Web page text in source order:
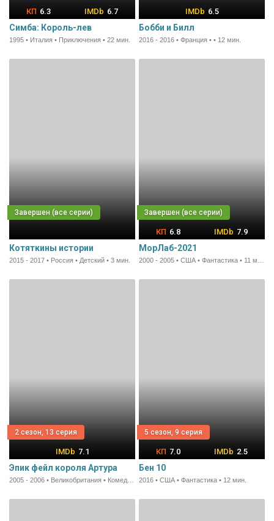
6.3 6.7
Симба: Король-лев
1995 • Италия • Приключения • 22 мин.
6.5
Бобби и Билл
2016 - 2016 • Франция • • 12 мин.
Котяткины истории
2015 - 2017 • Россия • Детский • 3 мин.
6.8 7.9
МорЛаб-2021
2 сезон, 13 серия
7.1
Эпик фейл короля Артура
5 сезон, 9 серия
7.0 2.5
Бен 10
2016 • США • Фантастика • 12 мин.